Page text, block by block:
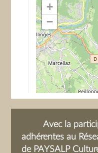
+
−
Avec la
adhérentes au
de PAYSALP